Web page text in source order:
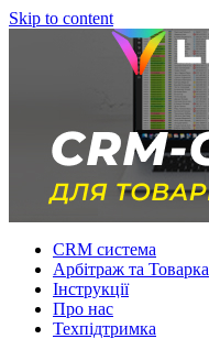
Skip to content
CRM система
Арбітраж та Товарка
Інструкції
Про нас
Техпідтримка